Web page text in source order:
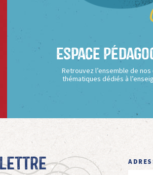
Espace
Retrouvez l’ensemble de
thématiques dédiés à